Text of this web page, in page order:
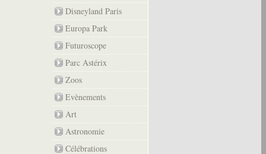
Disneyland Paris
Europa Park
Futuroscope
Parc Astérix
Zoos
Evènements
Art
Astronomie
Célébrations